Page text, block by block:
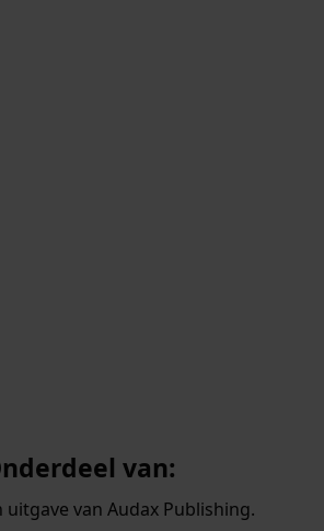
van:
uitgave van Audax Publishing.